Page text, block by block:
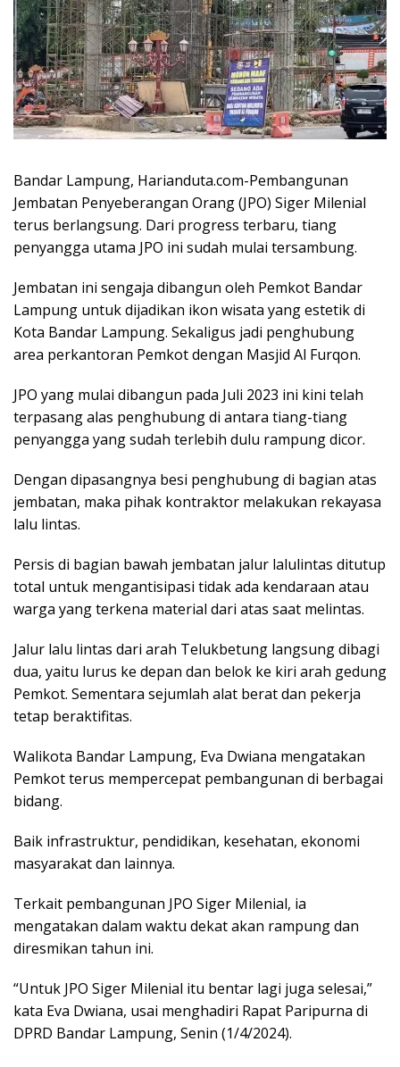
Bandar Lampung, Harianduta.com-Pembangunan
Jembatan Penyeberangan Orang (JPO) Siger Milenial
terus berlangsung. Dari progress terbaru, tiang
penyangga utama JPO ini sudah mulai tersambung.
Jembatan ini sengaja dibangun oleh Pemkot Bandar
Lampung untuk dijadikan ikon wisata yang estetik di
Kota Bandar Lampung. Sekaligus jadi penghubung
area perkantoran Pemkot dengan Masjid Al Furqon.
JPO yang mulai dibangun pada Juli 2023 ini kini telah
terpasang alas penghubung di antara tiang-tiang
penyangga yang sudah terlebih dulu rampung dicor.
Dengan dipasangnya besi penghubung di bagian atas
jembatan, maka pihak kontraktor melakukan rekayasa
lalu lintas.
Persis di bagian bawah jembatan jalur lalulintas ditutup
total untuk mengantisipasi tidak ada kendaraan atau
warga yang terkena material dari atas saat melintas.
Jalur lalu lintas dari arah Telukbetung langsung dibagi
dua, yaitu lurus ke depan dan belok ke kiri arah gedung
Pemkot. Sementara sejumlah alat berat dan pekerja
tetap beraktifitas.
Walikota Bandar Lampung, Eva Dwiana mengatakan
Pemkot terus mempercepat pembangunan di berbagai
bidang.
Baik infrastruktur, pendidikan, kesehatan, ekonomi
masyarakat dan lainnya.
Terkait pembangunan JPO Siger Milenial, ia
mengatakan dalam waktu dekat akan rampung dan
diresmikan tahun ini.
“Untuk JPO Siger Milenial itu bentar lagi juga selesai,”
kata Eva Dwiana, usai menghadiri Rapat Paripurna di
DPRD Bandar Lampung, Senin (1/4/2024).